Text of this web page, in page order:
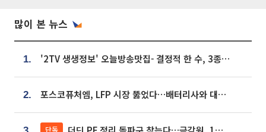
많이 본 뉴스
1. '2TV 생생정보' 오늘방송맛집- 결정적 한 수, 3종 메밀면! 메밀 소바 맛집 '의○○○○'
2. 포스코퓨처엠, LFP 시장 뚫었다…배터리사와 대규모 장기 공급 합의
단독